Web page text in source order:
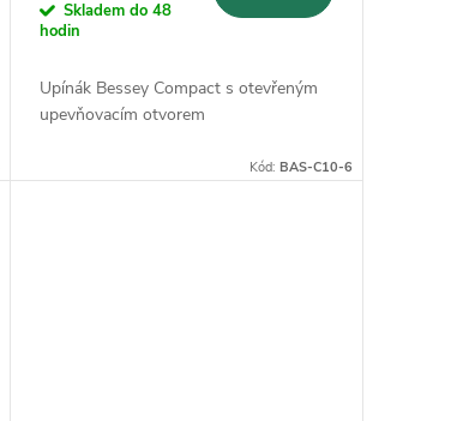
Skladem do 48
hodin
Upínák Bessey Compact s otevřeným
upevňovacím otvorem
Kód: BAS-C10-6